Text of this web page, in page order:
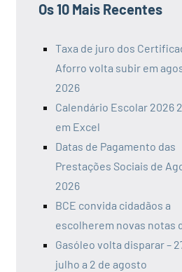
Os 10 Mais Recentes
Taxa de juro dos
Aforro volta subir em
2026
Calendário Escolar 2026
em Excel
Datas de Pagamento das
Prestações Sociais de
2026
BCE convida cidadãos a
escolherem novas notas
Gasóleo volta disparar –
julho a 2 de agosto